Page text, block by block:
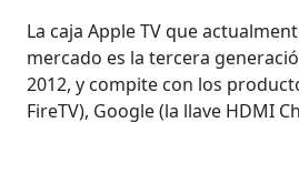
La caja Apple TV que
mercado es la tercera
2012, y compite con los
FireTV), Google (la llave HDMI